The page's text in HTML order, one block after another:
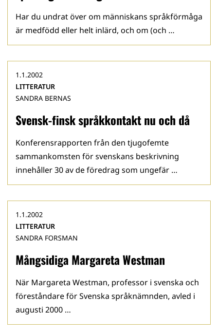
Har du undrat över om människans språkförmåga
är medfödd eller helt inlärd, och om (och …
Svensk-finsk språkkontakt nu och då
1.1.2002
LITTERATUR
SANDRA BERNAS
Konferensrapporten från den tjugofemte
sammankomsten för svenskans beskrivning
innehåller 30 av de föredrag som ungefär …
Mångsidiga Margareta Westman
1.1.2002
LITTERATUR
SANDRA FORSMAN
När Margareta Westman, professor i svenska och
föreståndare för Svenska språknämnden, avled i
augusti 2000 …